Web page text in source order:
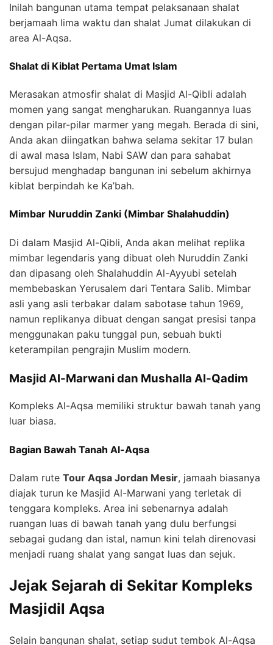
Inilah bangunan utama tempat pelaksanaan shalat
berjamaah lima waktu dan shalat Jumat dilakukan di
area Al-Aqsa.
Shalat di Kiblat Pertama Umat Islam
Merasakan atmosfir shalat di Masjid Al-Qibli adalah
momen yang sangat mengharukan. Ruangannya luas
dengan pilar-pilar marmer yang megah. Berada di sini,
Anda akan diingatkan bahwa selama sekitar 17 bulan
di awal masa Islam, Nabi SAW dan para sahabat
bersujud menghadap bangunan ini sebelum akhirnya
kiblat berpindah ke Ka’bah.
Mimbar Nuruddin Zanki (Mimbar Shalahuddin)
Di dalam Masjid Al-Qibli, Anda akan melihat replika
mimbar legendaris yang dibuat oleh Nuruddin Zanki
dan dipasang oleh Shalahuddin Al-Ayyubi setelah
membebaskan Yerusalem dari Tentara Salib. Mimbar
asli yang asli terbakar dalam sabotase tahun 1969,
namun replikanya dibuat dengan sangat presisi tanpa
menggunakan paku tunggal pun, sebuah bukti
keterampilan pengrajin Muslim modern.
Masjid Al-Marwani dan Mushalla Al-Qadim
Kompleks Al-Aqsa memiliki struktur bawah tanah yang
luar biasa.
Bagian Bawah Tanah Al-Aqsa
Dalam rute Tour Aqsa Jordan Mesir, jamaah biasanya
diajak turun ke Masjid Al-Marwani yang terletak di
tenggara kompleks. Area ini sebenarnya adalah
ruangan luas di bawah tanah yang dulu berfungsi
sebagai gudang dan istal, namun kini telah direnovasi
menjadi ruang shalat yang sangat luas dan sejuk.
Jejak Sejarah di Sekitar Kompleks
Masjidil Aqsa
Selain bangunan shalat, setiap sudut tembok Al-Aqsa